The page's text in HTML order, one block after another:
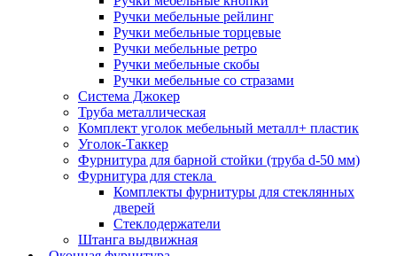
Ручки мебельные рейлинг
Ручки мебельные торцевые
Ручки мебельные ретро
Ручки мебельные скобы
Ручки мебельные со стразами
Система Джокер
Труба металлическая
Комплект уголок мебельный металл+ пластик
Уголок-Таккер
Фурнитура для барной стойки (труба d-50 мм)
Фурнитура для стекла
Комплекты фурнитуры для стеклянных
дверей
Стеклодержатели
Штанга выдвижная